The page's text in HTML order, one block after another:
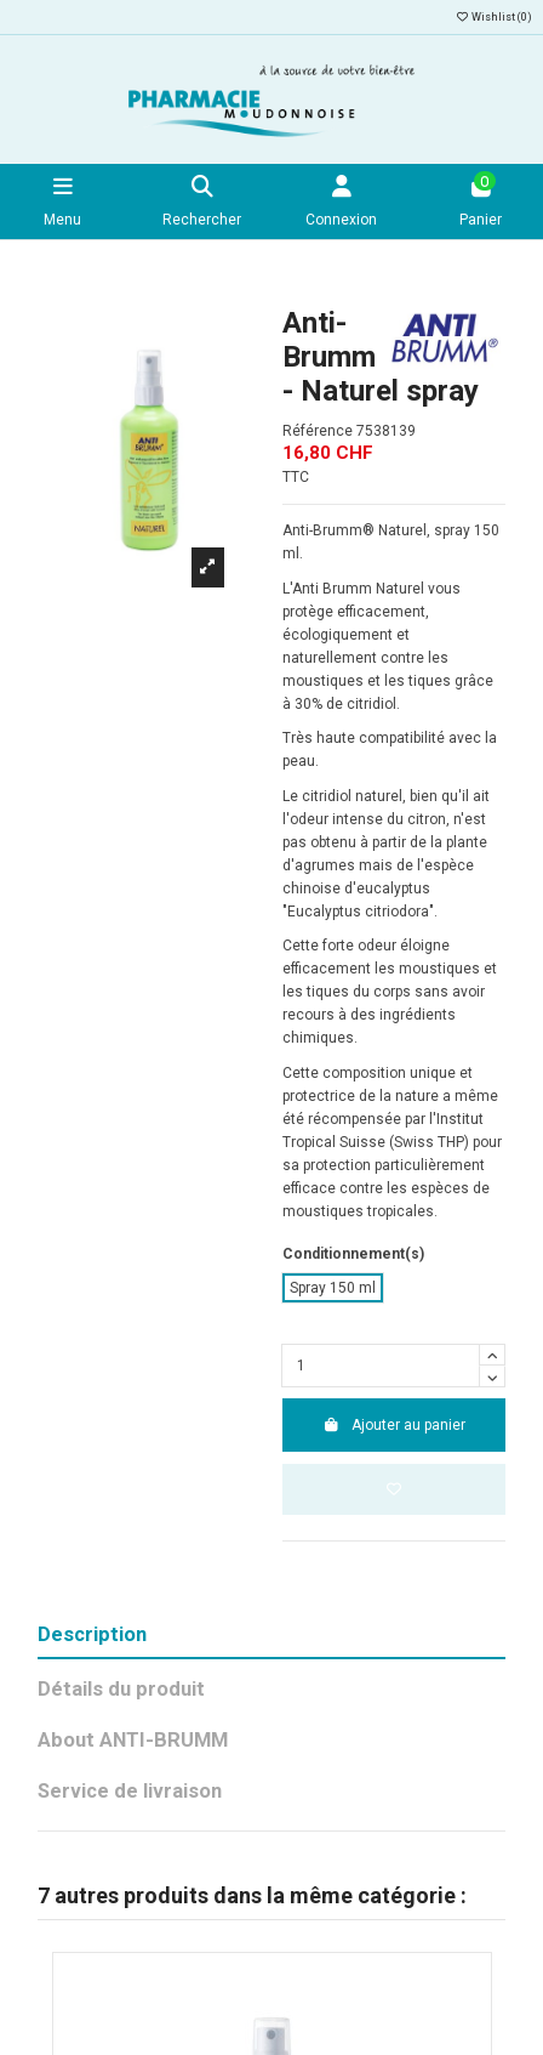
Wishlist (0)
Menu Rechercher Connexion
0
Panier
Anti-
Brumm
- Naturel spray
Référence 7538139
16,80 CHF
TTC
Anti-Brumm® Naturel, spray 150
ml.
L'Anti Brumm Naturel vous
protège efficacement,
écologiquement et
naturellement contre les
moustiques et les tiques grâce
à 30% de citridiol.
Très haute compatibilité avec la
peau.
Le citridiol naturel, bien qu'il ait
l'odeur intense du citron, n'est
pas obtenu à partir de la plante
d'agrumes mais de l'espèce
chinoise d'eucalyptus
"Eucalyptus citriodora".
Cette forte odeur éloigne
efficacement les moustiques et
les tiques du corps sans avoir
recours à des ingrédients
chimiques.
Cette composition unique et
protectrice de la nature a même
été récompensée par l'Institut
Tropical Suisse (Swiss THP) pour
sa protection particulièrement
efficace contre les espèces de
moustiques tropicales.
Conditionnement(s)
Spray 150 ml
Ajouter au panier
Description
Détails du produit
About ANTI-BRUMM
Service de livraison
7 autres produits dans la même catégorie :